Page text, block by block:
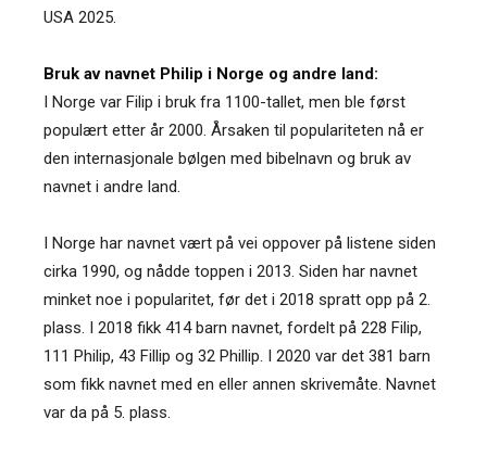
USA 2025.
Bruk av navnet Philip i Norge og andre land:
I Norge var Filip i bruk fra 1100-tallet, men ble først
populært etter år 2000. Årsaken til populariteten nå er
den internasjonale bølgen med bibelnavn og bruk av
navnet i andre land.
I Norge har navnet vært på vei oppover på listene siden
cirka 1990, og nådde toppen i 2013. Siden har navnet
minket noe i popularitet, før det i 2018 spratt opp på 2.
plass. I 2018 fikk 414 barn navnet, fordelt på 228 Filip,
111 Philip, 43 Fillip og 32 Phillip. I 2020 var det 381 barn
som fikk navnet med en eller annen skrivemåte. Navnet
var da på 5. plass.